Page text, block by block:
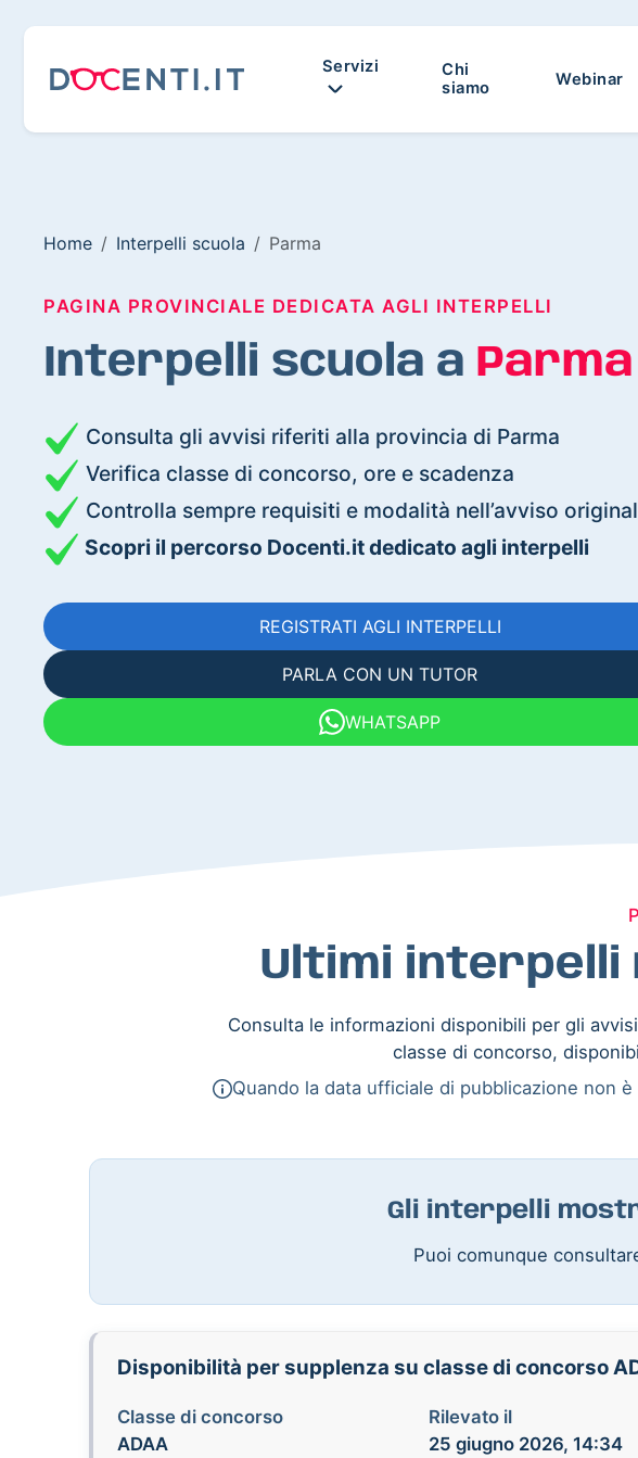
Servizi
Chi
siamo
Webinar
Home Interpelli scuola Parma
PAGINA PROVINCIALE DEDICATA AGLI INTERPELLI
Interpelli scuola a Parma
Consulta gli avvisi riferiti alla provincia di Parma
Verifica classe di concorso, ore e scadenza
Controlla sempre requisiti e modalità nell’avviso
Scopri il percorso Docenti.it dedicato agli interpelli
REGISTRATI AGLI INTERPELLI
PARLA CON UN TUTOR
WHATSAPP
Ultimi interpelli
Consulta le informazioni disponibili per gli
classe di concorso,
Quando la data ufficiale di pubblicazione non
Gli interpelli
Puoi comunque
Disponibilità per supplenza su classe di concorso
Classe di concorso
ADAA
Rilevato il
25 giugno 2026, 14:34